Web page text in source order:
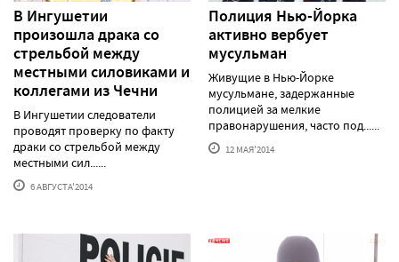
В Ингушетии
произошла драка со
стрельбой между
местными силовиками и
коллегами из Чечни
В Ингушетии следователи
проводят проверку по факту
драки со стрельбой между
местными сил......
6 АВГУСТА'2014
Полиция Нью-Йорка
активно вербует
мусульман
Живущие в Нью-Йорке
мусульмане, задержанные
полицией за мелкие
правонарушения, часто под......
12 МАЯ'2014